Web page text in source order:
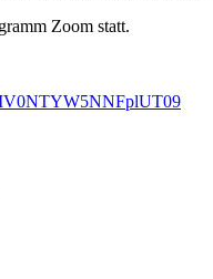
Zoom statt.